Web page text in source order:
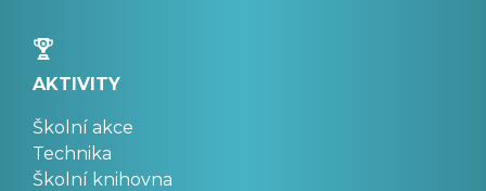
AKTIVITY
Školní akce
Technika
Školní knihovna